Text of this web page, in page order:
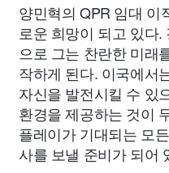
양민혁의 QPR 임대 이
로운 희망이 되고 있다
으로 그는 찬란한 미래
작하게 된다. 이국에서
자신을 발전시킬 수 있
환경을 제공하는 것이
플레이가 기대되는 모
사를 보낼 준비가 되어